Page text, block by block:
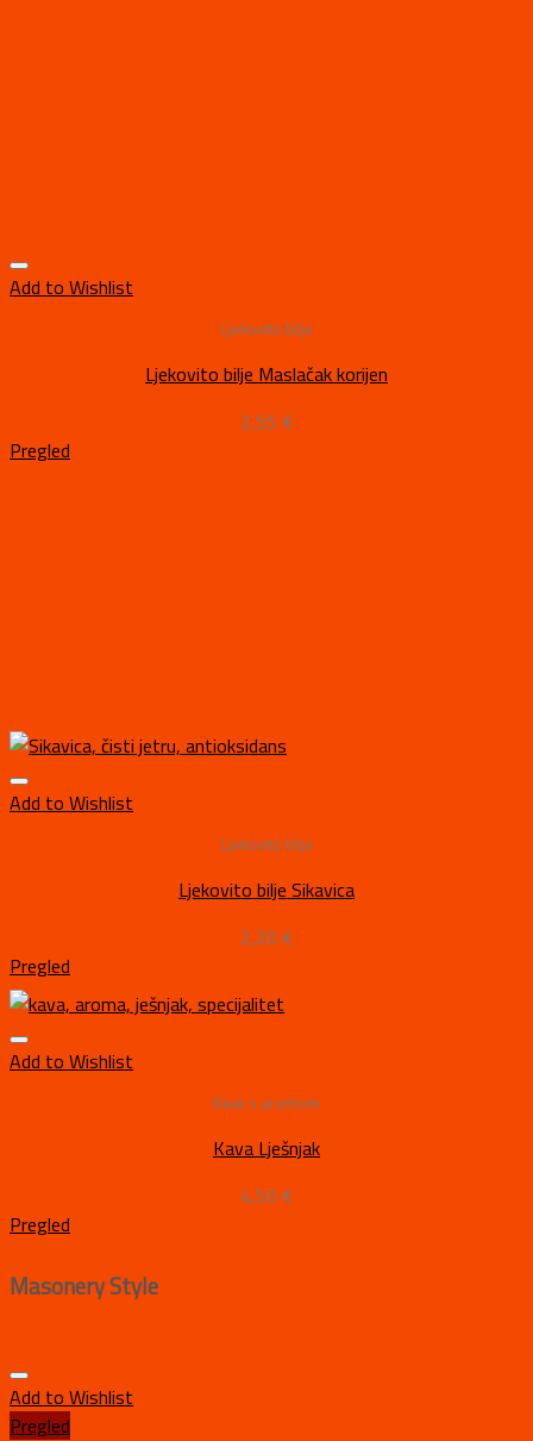
Add to Wishlist
Ljekovito bilje
Ljekovito bilje Maslačak korijen
2,55 €
Pregled
Add to Wishlist
Ljekovito bilje
Ljekovito bilje Sikavica
2,20 €
Pregled
Add to Wishlist
Kave s aromom
Kava Lješnjak
4,50 €
Pregled
Masonery Style
Add to Wishlist
Pregled